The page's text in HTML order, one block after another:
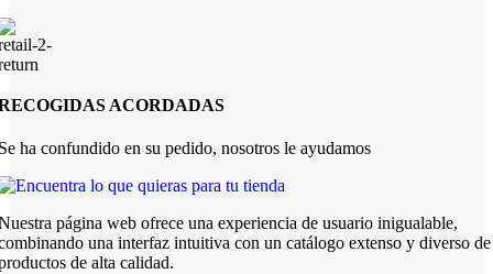
ACORDADAS
ha confundido en su pedido, nosotros le ayudamos
página web ofrece una experiencia de usuario inigualable,
una interfaz intuitiva con un catálogo extenso y diverso de
de alta calidad.